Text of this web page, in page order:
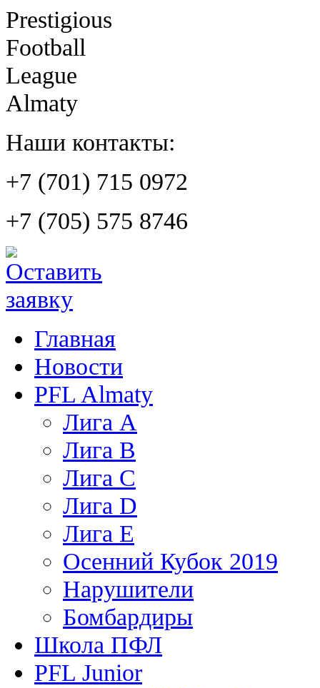
Prestigious
Football
League
Almaty
Наши контакты:
+7 (701) 715 0972
+7 (705) 575 8746
Главная
Новости
PFL Almaty
Лига A
Лига В
Лига С
Лига D
Лига Е
Осенний Кубок 2019
Нарушители
Бомбардиры
Школа ПФЛ
PFL Junior